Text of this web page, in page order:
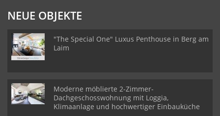
NEUE OBJEKTE
"The Special One" Luxus Penthouse in Berg am
Laim
Moderne möblierte 2-Zimmer-
Dachgeschosswohnung mit Loggia,
Klimaanlage und hochwertiger Einbauküche